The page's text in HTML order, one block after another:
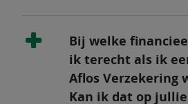
Bij welke
ik terecht als ik
Aflos Verzekering
Kan ik dat op